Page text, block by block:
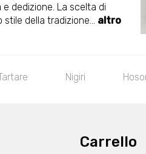
dedizione. La scelta di
stile della tradizione... altro
Nigiri
Carrello